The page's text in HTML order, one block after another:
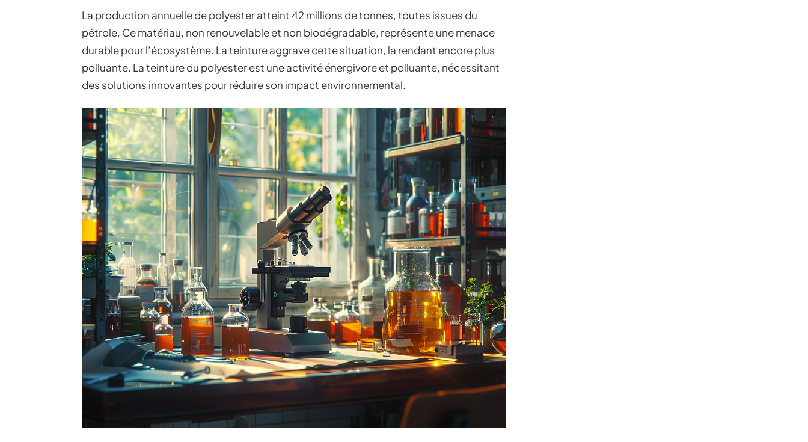
La production annuelle de polyester atteint 42 millions de tonnes, toutes issues du
pétrole. Ce matériau, non renouvelable et non biodégradable, représente une menace
durable pour l’écosystème. La teinture aggrave cette situation, la rendant encore plus
polluante. La teinture du polyester est une activité énergivore et polluante, nécessitant
des solutions innovantes pour réduire son impact environnemental.